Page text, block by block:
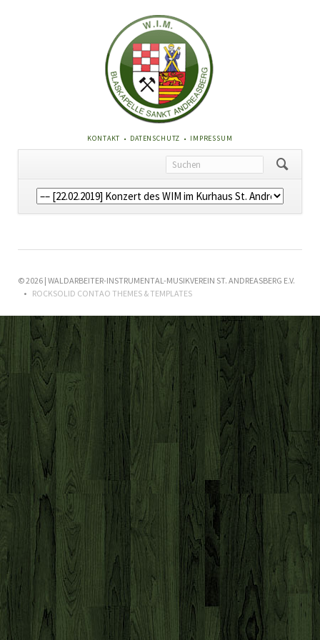
NAVIGATION
ÜBERSPRINGEN
KONTAKT DATENSCHUTZ IMPRESSUM
Navigation
überspringen
© 2026 | WALDARBEITER-INSTRUMENTAL-MUSIKVEREIN ST. ANDREASBERG E.V.
ROCKSOLID CONTAO THEMES & TEMPLATES